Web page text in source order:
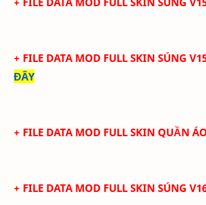
+ FILE DATA MOD FULL SKIN SÚNG
ĐÂY
+ FILE DATA MOD FULL SKIN QUẦN
+ FILE DATA MOD FULL SKIN SÚNG